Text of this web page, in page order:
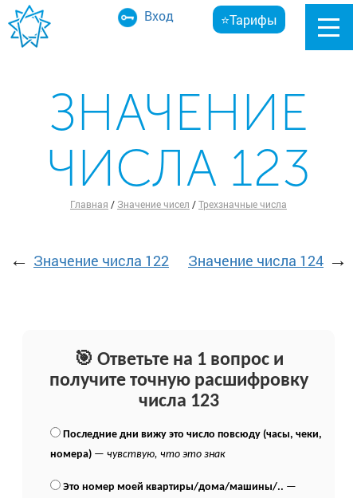
Вход ⭐Тарифы
ЗНАЧЕНИЕ
ЧИСЛА 123
Главная / Значение чисел /Трехзначные числа
← Значение числа 122 Значение числа 124 →
🎯 Ответьте на 1 вопрос и
получите точную расшифровку
числа 123
Последние дни вижу это число повсюду (часы, чеки,
номера) —чувствую, что это знак
Это номер моей квартиры/дома/машины/.. —